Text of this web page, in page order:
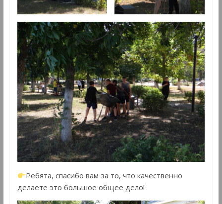
Ребята, спасибо вам за то, что качественно
делаете это большое общее дело!